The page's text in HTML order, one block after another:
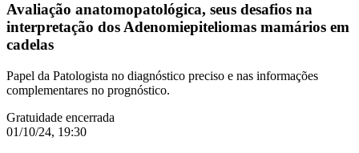
Avaliação anatomopatológica, seus desafios na
interpretação dos Adenomiepiteliomas mamários em
cadelas
Papel da Patologista no diagnóstico preciso e nas informações
complementares no prognóstico.
Gratuidade encerrada
01/10/24, 19:30